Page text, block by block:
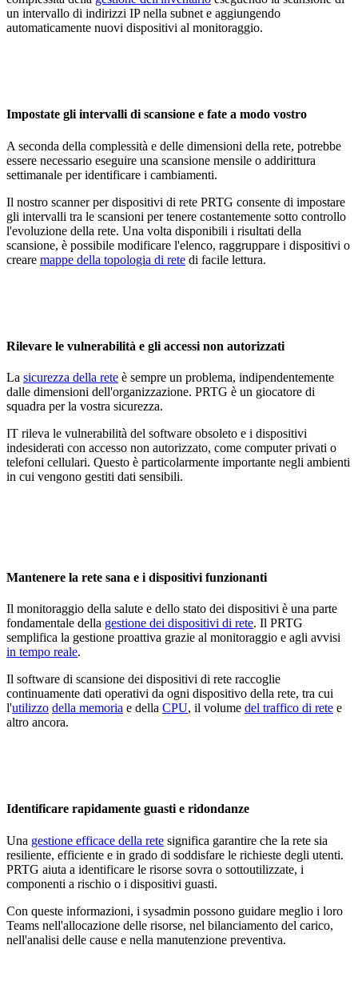
un intervallo di indirizzi IP nella subnet e aggiungendo
automaticamente nuovi dispositivi al monitoraggio.
Impostate gli intervalli di scansione e fate a modo vostro
A seconda della complessità e delle dimensioni della rete, potrebbe
essere necessario eseguire una scansione mensile o addirittura
settimanale per identificare i cambiamenti.
Il nostro scanner per dispositivi di rete PRTG consente di impostare
gli intervalli tra le scansioni per tenere costantemente sotto controllo
l'evoluzione della rete. Una volta disponibili i risultati della
scansione, è possibile modificare l'elenco, raggruppare i dispositivi o
creare mappe della topologia di rete di facile lettura.
Rilevare le vulnerabilità e gli accessi non autorizzati
La sicurezza della rete è sempre un problema, indipendentemente
dalle dimensioni dell'organizzazione. PRTG è un giocatore di
squadra per la vostra sicurezza.
IT rileva le vulnerabilità del software obsoleto e i dispositivi
indesiderati con accesso non autorizzato, come computer privati o
telefoni cellulari. Questo è particolarmente importante negli ambienti
in cui vengono gestiti dati sensibili.
Mantenere la rete sana e i dispositivi funzionanti
Il monitoraggio della salute e dello stato dei dispositivi è una parte
fondamentale della gestione dei dispositivi di rete. Il PRTG
semplifica la gestione proattiva grazie al monitoraggio e agli avvisi
in tempo reale.
Il software di scansione dei dispositivi di rete raccoglie
continuamente dati operativi da ogni dispositivo della rete, tra cui
l'utilizzo della memoria e della CPU, il volume del traffico di rete e
altro ancora.
Identificare rapidamente guasti e ridondanze
Una gestione efficace della rete significa garantire che la rete sia
resiliente, efficiente e in grado di soddisfare le richieste degli utenti.
PRTG aiuta a identificare le risorse sovra o sottoutilizzate, i
componenti a rischio o i dispositivi guasti.
Con queste informazioni, i sysadmin possono guidare meglio i loro
Teams nell'allocazione delle risorse, nel bilanciamento del carico,
nell'analisi delle cause e nella manutenzione preventiva.